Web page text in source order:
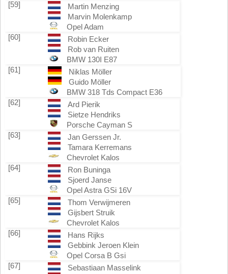
[59]
Martin Menzing
Marvin Molenkamp
Opel Adam
[60]
Robin Ecker
Rob van Ruiten
BMW 130I E87
[61]
Niklas Möller
Guido Möller
BMW 318 Tds Compact E36
[62]
Ard Pierik
Sietze Hendriks
Porsche Cayman S
[63]
Jan Gerssen Jr.
Tamara Kerremans
Chevrolet Kalos
[64]
Ron Buninga
Sjoerd Janse
Opel Astra GSi 16V
[65]
Thom Verwijmeren
Gijsbert Struik
Chevrolet Kalos
[66]
Hans Rijks
Gebbink Jeroen Klein
Opel Corsa B Gsi
[67]
Sebastiaan Masselink